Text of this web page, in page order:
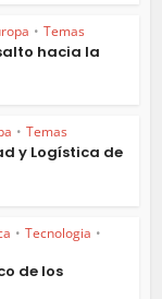
• Temas
hacia la
• Temas
y Logística de
• Tecnologia •
de los